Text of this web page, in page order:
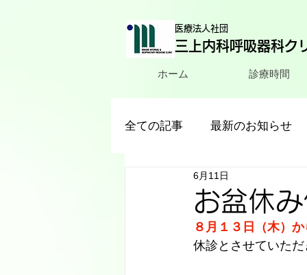
三上内科呼吸器科ク
医療法人社団
ホーム 診療時間
全ての記事 最新のお知らせ
お盆休
6月11日
８月１３日（木）
休診とさせていた